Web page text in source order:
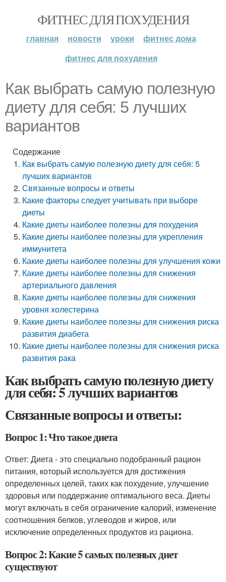
ФИТНЕС ДЛЯ ПОХУДЕНИЯ
главная новости уроки
фитнес дома
фитнес для похудения
Как выбрать самую полезную
диету для себя: 5 лучших
вариантов
Содержание
Как выбрать самую полезную диету для себя: 5
лучших вариантов
Связанные вопросы и ответы
Какие факторы следует учитывать при выборе
диеты
Какие диеты наиболее полезны для похудения
Какие диеты наиболее полезны для укрепления
иммунитета
Какие диеты наиболее полезны для улучшения кожи
Какие диеты наиболее полезны для снижения
артериального давления
Какие диеты наиболее полезны для снижения
уровня холестерина
Какие диеты наиболее полезны для снижения риска
развития диабета
Какие диеты наиболее полезны для снижения риска
развития рака
Как выбрать самую полезную диету
для себя: 5 лучших вариантов
Связанные вопросы и ответы:
Вопрос 1: Что такое диета
Ответ: Диета - это специально подобранный рацион
питания, который используется для достижения
определенных целей, таких как похудение, улучшение
здоровья или поддержание оптимального веса. Диеты
могут включать в себя ограничение калорий, изменение
соотношения белков, углеводов и жиров, или
исключение определенных продуктов из рациона.
Вопрос 2: Какие 5 самых полезных диет
существуют